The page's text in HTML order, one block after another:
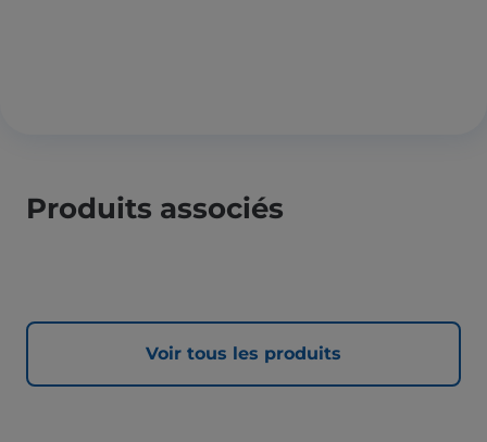
Produits associés
Voir tous les produits